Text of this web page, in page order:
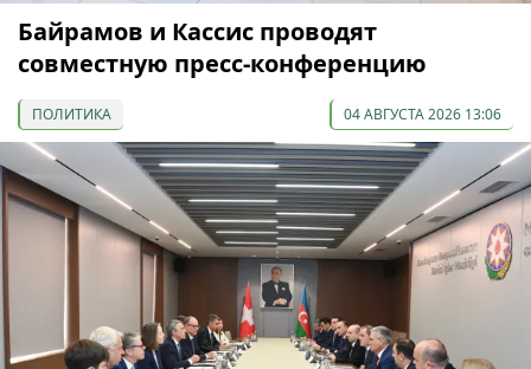
Байрамов и Кассис проводят
совместную пресс-конференцию
ПОЛИТИКА 04 АВГУСТА 2026 13:06